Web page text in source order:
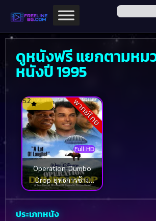
ดูหนังฟรี แยกตามหม
หนังปี 1995
พากย์ไทย
Full HD
5.2
Operation Dumbo
Drop ยุทธการช้าง
ลอยฟ้า (1995)
ประเภทหนัง